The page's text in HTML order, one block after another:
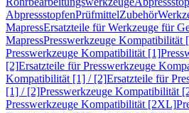
AbpressstopfenPrüfmittelZubehör
MapressErsatzteile für Werkzeuge für
MapressPresswerkzeuge Kompatibilität
Presswerkzeuge Kompatibilität [1]
[2]Ersatzteile für Presswerkzeuge
Kompatibilität [1] / [2]Ersatzteile für
[1] / [2]Presswerkzeuge Kompatibilität
Presswerkzeuge Kompatibilität [2XL]